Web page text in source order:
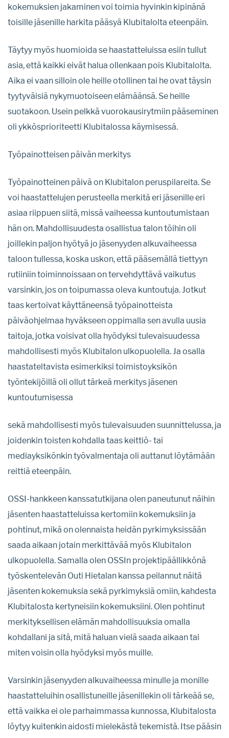
kokemuksien jakaminen voi toimia hyvinkin kipinänä
toisille jäsenille harkita pääsyä Klubitalolta eteenpäin.
Täytyy myös huomioida se haastatteluissa esiin tullut
asia, että kaikki eivät halua ollenkaan pois Klubitalolta.
Aika ei vaan silloin ole heille otollinen tai he ovat täysin
tyytyväisiä nykymuotoiseen elämäänsä. Se heille
suotakoon. Usein pelkkä vuorokausirytmiin pääseminen
oli ykkösprioriteetti Klubitalossa käymisessä.
Työpainotteisen päivän merkitys
Työpainotteinen päivä on Klubitalon peruspilareita. Se
voi haastattelujen perusteella merkitä eri jäsenille eri
asiaa riippuen siitä, missä vaiheessa kuntoutumistaan
hän on. Mahdollisuudesta osallistua talon töihin oli
joillekin paljon hyötyä jo jäsenyyden alkuvaiheessa
taloon tullessa, koska uskon, että pääsemällä tiettyyn
rutiiniin toiminnoissaan on tervehdyttävä vaikutus
varsinkin, jos on toipumassa oleva kuntoutuja. Jotkut
taas kertoivat käyttäneensä työpainotteista
päiväohjelmaa hyväkseen oppimalla sen avulla uusia
taitoja, jotka voisivat olla hyödyksi tulevaisuudessa
mahdollisesti myös Klubitalon ulkopuolella. Ja osalla
haastateltavista esimerkiksi toimistoyksikön
työntekijöillä oli ollut tärkeä merkitys jäsenen
kuntoutumisessa
sekä mahdollisesti myös tulevaisuuden suunnittelussa, ja
joidenkin toisten kohdalla taas keittiö- tai
mediayksikönkin työvalmentaja oli auttanut löytämään
reittiä eteenpäin.
OSSI-hankkeen kanssatutkijana olen paneutunut näihin
jäsenten haastatteluissa kertomiin kokemuksiin ja
pohtinut, mikä on olennaista heidän pyrkimyksissään
saada aikaan jotain merkittävää myös Klubitalon
ulkopuolella. Samalla olen OSSIn projektipäällikkönä
työskentelevän Outi Hietalan kanssa peilannut näitä
jäsenten kokemuksia sekä pyrkimyksiä omiin, kahdesta
Klubitalosta kertyneisiin kokemuksiini. Olen pohtinut
merkityksellisen elämän mahdollisuuksia omalla
kohdallani ja sitä, mitä haluan vielä saada aikaan tai
miten voisin olla hyödyksi myös muille.
Varsinkin jäsenyyden alkuvaiheessa minulle ja monille
haastatteluihin osallistuneille jäsenillekin oli tärkeää se,
että vaikka ei ole parhaimmassa kunnossa, Klubitalosta
löytyy kuitenkin aidosti mielekästä tekemistä. Itse pääsin